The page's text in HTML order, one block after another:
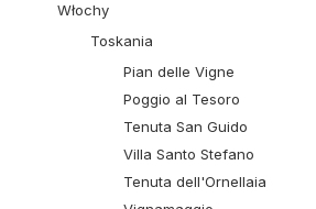
Włochy
Toskania
Pian delle Vigne
Poggio al Tesoro
Tenuta San Guido
Villa Santo Stefano
Tenuta dell'Ornellaia